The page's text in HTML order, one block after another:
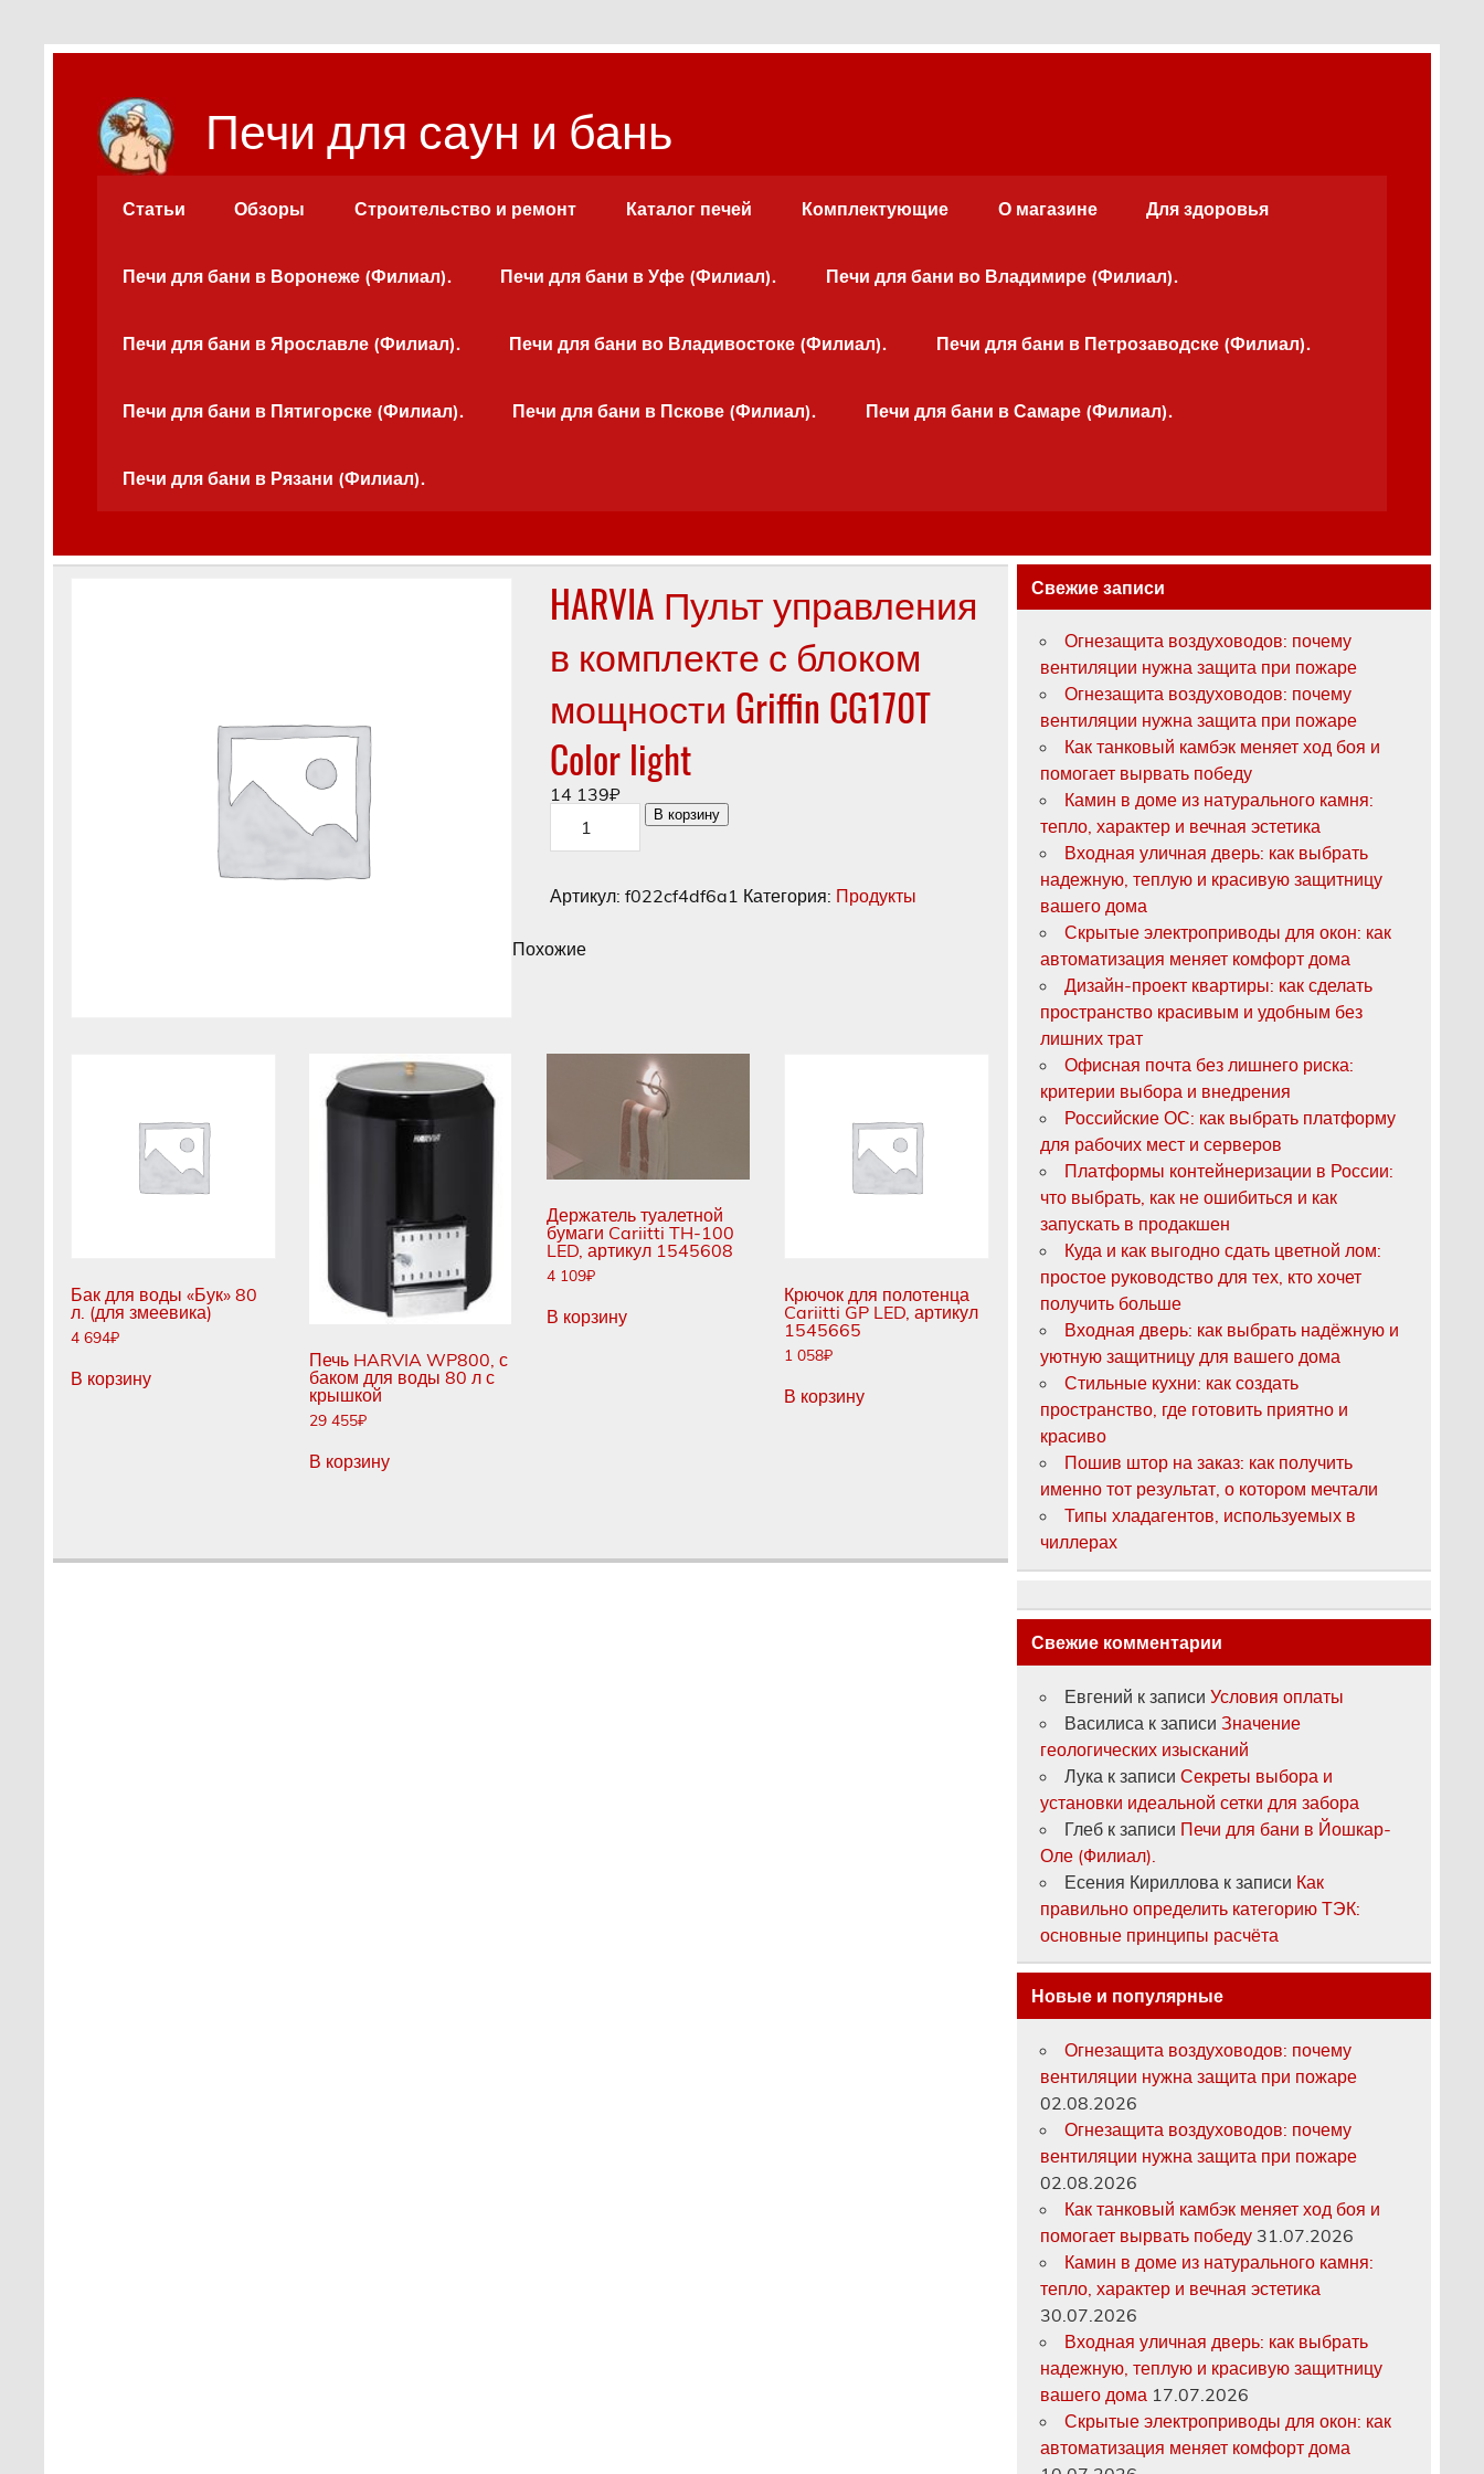
содержимому
Печи для саун и бань
Статьи Обзоры Строительство и ремонт Каталог печей Комплектующие О магазине Для здоровья
Печи для бани в Воронеже (Филиал). Печи для бани в Уфе (Филиал). Печи для бани во Владимире (Филиал).
Печи для бани в Ярославле (Филиал). Печи для бани во Владивостоке (Филиал). Печи для бани в Петрозаводске (Филиал).
Печи для бани в Пятигорске (Филиал). Печи для бани в Пскове (Филиал). Печи для бани в Самаре (Филиал).
Печи для бани в Рязани (Филиал).
HARVIA Пульт управления
в комплекте с блоком
мощности Griffin CG170T
Color light
14 139₽
Количество
товара
HARVIA
в
блоком
В корзину
Артикул: f022cf4df6a1 Категория: Продукты
Похожие
Бак для воды «Бук» 80
л. (для змеевика)
4 694₽
В корзину
Печь HARVIA WP800, с
баком для воды 80 л с
крышкой
29 455₽
В корзину
Держатель туалетной
бумаги Cariitti TH-100
LED, артикул 1545608
4 109₽
В корзину
Крючок для полотенца
Cariitti GP LED, артикул
1545665
1 058₽
В корзину
Свежие записи
Огнезащита воздуховодов: почему
вентиляции нужна защита при пожаре
Огнезащита воздуховодов: почему
вентиляции нужна защита при пожаре
Как танковый камбэк меняет ход боя и
помогает вырвать победу
Камин в доме из натурального камня:
тепло, характер и вечная эстетика
Входная уличная дверь: как выбрать
надежную, теплую и красивую защитницу
вашего дома
Скрытые электроприводы для окон: как
автоматизация меняет комфорт дома
Дизайн-проект квартиры: как сделать
пространство красивым и удобным без
лишних трат
Офисная почта без лишнего риска:
критерии выбора и внедрения
Российские ОС: как выбрать платформу
для рабочих мест и серверов
Платформы контейнеризации в России:
что выбрать, как не ошибиться и как
запускать в продакшен
Куда и как выгодно сдать цветной лом:
простое руководство для тех, кто хочет
получить больше
Входная дверь: как выбрать надёжную и
уютную защитницу для вашего дома
Стильные кухни: как создать
пространство, где готовить приятно и
красиво
Пошив штор на заказ: как получить
именно тот результат, о котором мечтали
Типы хладагентов, используемых в
чиллерах
Свежие комментарии
Евгений к записиУсловия оплаты
Василиса к записиЗначение
геологических изысканий
Лука к записиСекреты выбора и
установки идеальной сетки для забора
Глеб к записи Печи для бани в Йошкар-
Оле (Филиал).
Есения Кириллова к записи Как
правильно определить категорию ТЭК:
основные принципы расчёта
Новые и популярные
Огнезащита воздуховодов: почему
вентиляции нужна защита при пожаре
02.08.2026
Огнезащита воздуховодов: почему
вентиляции нужна защита при пожаре
02.08.2026
Как танковый камбэк меняет ход боя и
помогает вырвать победу 31.07.2026
Камин в доме из натурального камня:
тепло, характер и вечная эстетика
30.07.2026
Входная уличная дверь: как выбрать
надежную, теплую и красивую защитницу
вашего дома 17.07.2026
Скрытые электроприводы для окон: как
автоматизация меняет комфорт дома